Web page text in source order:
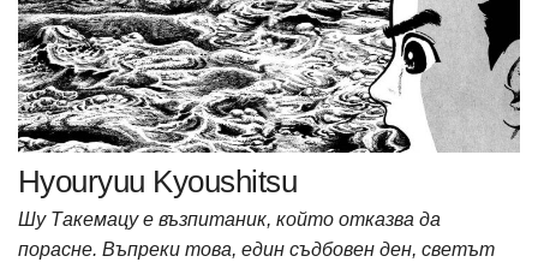
Hyouryuu Kyoushitsu
Шу Такемацу е възпитаник, който отказва да
порасне. Въпреки това, един съдбовен ден, светът